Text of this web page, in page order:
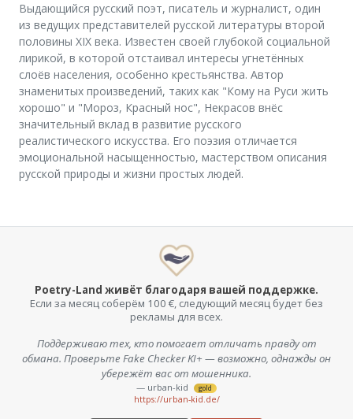
Выдающийся русский поэт, писатель и журналист, один
из ведущих представителей русской литературы второй
половины XIX века. Известен своей глубокой социальной
лирикой, в которой отстаивал интересы угнетённых
слоёв населения, особенно крестьянства. Автор
знаменитых произведений, таких как "Кому на Руси жить
хорошо" и "Мороз, Красный нос", Некрасов внёс
значительный вклад в развитие русского
реалистического искусства. Его поэзия отличается
эмоциональной насыщенностью, мастерством описания
русской природы и жизни простых людей.
Poetry-Land живёт благодаря вашей поддержке.
Если за месяц соберём 100 €, следующий месяц будет без
рекламы для всех.
Поддерживаю тех, кто помогает отличать правду от
обмана. Проверьте Fake Checker KI+ — возможно, однажды он
убережёт вас от мошенника.
— urban-kid gold
https://urban-kid.de/